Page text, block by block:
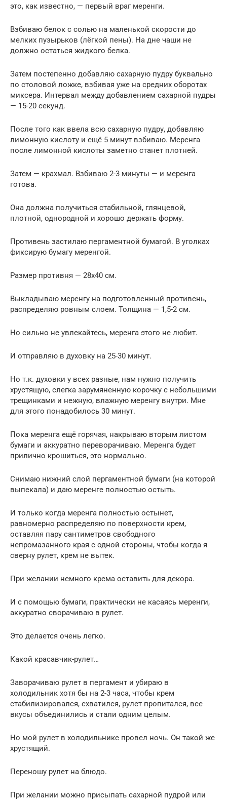
это, как известно, — первый враг меренги.
Взбиваю белок с солью на маленькой скорости до
мелких пузырьков (лёгкой пены). На дне чаши не
должно остаться жидкого белка.
Затем постепенно добавляю сахарную пудру буквально
по столовой ложке, взбивая уже на средних оборотах
миксера. Интервал между добавлением сахарной пудры
— 15-20 секунд.
После того как ввела всю сахарную пудру, добавляю
лимонную кислоту и ещё 5 минут взбиваю. Меренга
после лимонной кислоты заметно станет плотней.
Затем — крахмал. Взбиваю 2-3 минуты — и меренга
готова.
Она должна получиться стабильной, глянцевой,
плотной, однородной и хорошо держать форму.
Противень застилаю пергаментной бумагой. В уголках
фиксирую бумагу меренгой.
Размер противня — 28х40 см.
Выкладываю меренгу на подготовленный противень,
распределяю ровным слоем. Толщина — 1,5-2 см.
Но сильно не увлекайтесь, меренга этого не любит.
И отправляю в духовку на 25-30 минут.
Но т.к. духовки у всех разные, нам нужно получить
хрустящую, слегка зарумяненную корочку с небольшими
трещинками и нежную, влажную меренгу внутри. Мне
для этого понадобилось 30 минут.
Пока меренга ещё горячая, накрываю вторым листом
бумаги и аккуратно переворачиваю. Меренга будет
прилично крошиться, это нормально.
Снимаю нижний слой пергаментной бумаги (на которой
выпекала) и даю меренге полностью остыть.
И только когда меренга полностью остынет,
равномерно распределяю по поверхности крем,
оставляя пару сантиметров свободного
непромазанного края с одной стороны, чтобы когда я
сверну рулет, крем не вытек.
При желании немного крема оставить для декора.
И с помощью бумаги, практически не касаясь меренги,
аккуратно сворачиваю в рулет.
Это делается очень легко.
Какой красавчик-рулет…
Заворачиваю рулет в пергамент и убираю в
холодильник хотя бы на 2-3 часа, чтобы крем
стабилизировался, схватился, рулет пропитался, все
вкусы объединились и стали одним целым.
Но мой рулет в холодильнике провел ночь. Он такой же
хрустящий.
Переношу рулет на блюдо.
При желании можно присыпать сахарной пудрой или